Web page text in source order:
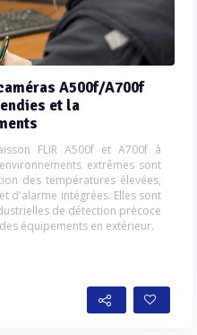
A500f/A700f
et la
FLIR A500f et A700f à
extrêmes sont
des températures élevées,
d'alarme intégrées. Elles sont
de détection précoce
équipements en extérieur.